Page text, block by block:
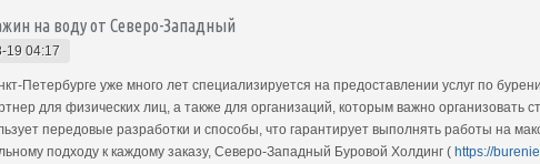
на воду от Северо-Западный
19 04:17
Петербурге уже много лет специализируется на предоставлении услуг по
для физических лиц, а также для организаций, которым важно организовать
передовые разработки и способы, что гарантирует выполнять работы на
подходу к каждому заказу, Северо-Западный Буровой Холдинг ( https://